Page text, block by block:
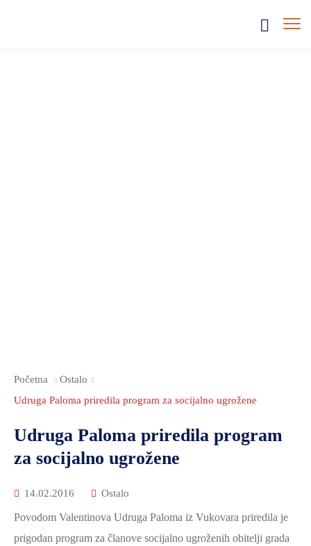
Početna
Ostalo
Udruga Paloma priredila program za socijalno ugrožene
Udruga Paloma priredila program
za socijalno ugrožene
14.02.2016 Ostalo
Povodom Valentinova Udruga Paloma iz Vukovara priredila je
prigodan program za članove socijalno ugroženih obitelji grada